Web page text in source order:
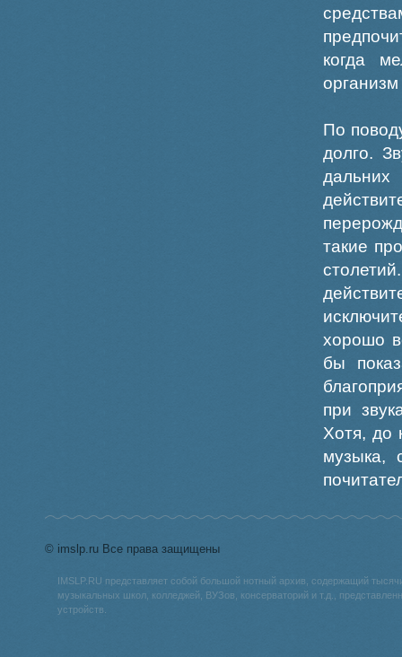
когда
организм
По
долго.
такие
хорошо
бы
при
Хотя, до
музыка,
© imslp.ru Все права защищены
IMSLP.RU представляет собой большой нотный архив, содержащий
музыкальных школ, колледжей, ВУЗов, консерваторий и т.д.,
устройств.